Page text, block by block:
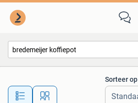
Alle afstanden…
Sorteer op